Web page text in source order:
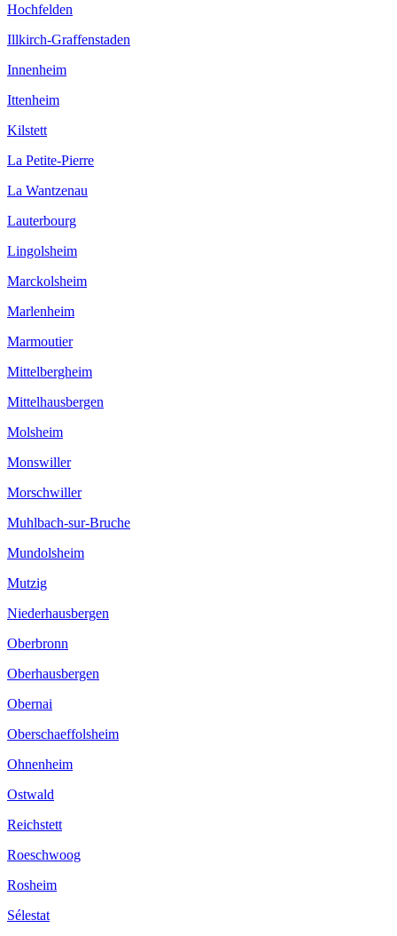
Hochfelden
Illkirch-Graffenstaden
Innenheim
Ittenheim
Kilstett
La Petite-Pierre
La Wantzenau
Lauterbourg
Lingolsheim
Marckolsheim
Marlenheim
Marmoutier
Mittelbergheim
Mittelhausbergen
Molsheim
Monswiller
Morschwiller
Muhlbach-sur-Bruche
Mundolsheim
Mutzig
Niederhausbergen
Oberbronn
Oberhausbergen
Obernai
Oberschaeffolsheim
Ohnenheim
Ostwald
Reichstett
Roeschwoog
Rosheim
Sélestat